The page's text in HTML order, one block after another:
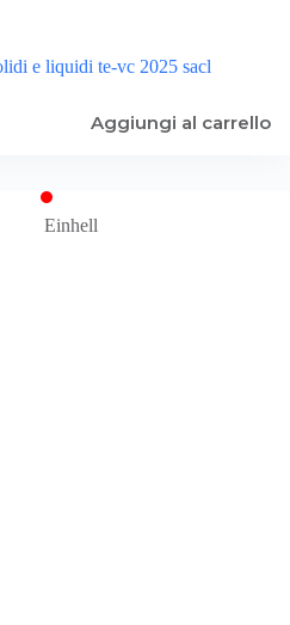
e liquidi te-vc 2025 sacl
Aggiungi al carrello
Einhell